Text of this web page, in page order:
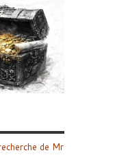
de Mr